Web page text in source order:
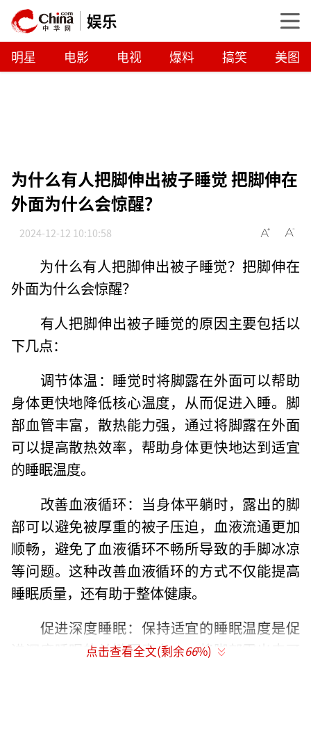
娱乐
明星 电影 电视 爆料 搞笑 美图
为什么有人把脚伸出被子睡觉 把脚伸在
外面为什么会惊醒？
2024-12-12 10:10:58
为什么有人把脚伸出被子睡觉？把脚伸在
外面为什么会惊醒？
‌有人把脚伸出被子睡觉的原因主要包括以
下几点‌：‌
‌调节体温‌：睡觉时将脚露在外面可以帮助
身体更快地降低核心温度，从而促进入睡。脚
部血管丰富，散热能力强，通过将脚露在外面
可以提高散热效率，帮助身体更快地达到适宜
的睡眠温度。
‌改善血液循环‌：当身体平躺时，露出的脚
部可以避免被厚重的被子压迫，血液流通更加
顺畅，避免了血液循环不畅所导致的手脚冰凉
等问题。这种改善血液循环的方式不仅能提高
睡眠质量，还有助于整体健康。
‌促进深度睡眠‌：保持适宜的睡眠温度是促
进深度睡眠的关键因素之一。将脚部露出来可
点击查看全文(剩余66%)